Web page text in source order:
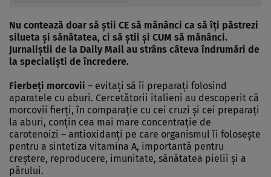
Nu contează doar să ştii CE să mănânci ca să îţi păstrezi
silueta şi sănătatea, ci să ştii şi CUM să mănânci.
Jurnaliştii de la Daily Mail au strâns câteva îndrumări de
la specialişti de încredere.
Fierbeţi morcovii – evitaţi să îi preparaţi folosind
aparatele cu aburi. Cercetătorii italieni au descoperit că
morcovii fierţi, în comparaţie cu cei cruzi şi cei preparaţi
la aburi, conţin cea mai mare concentraţie de
carotenoizi – antioxidanţi pe care organismul îi foloseşte
pentru a sintetiza vitamina A, importantă pentru
creştere, reproducere, imunitate, sănătatea pielii şi a
părului.